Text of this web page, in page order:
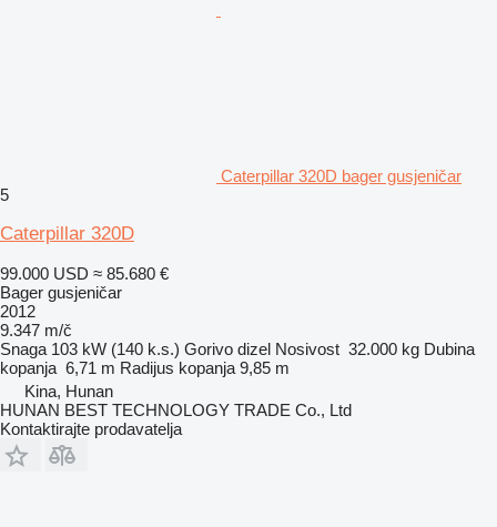
Caterpillar 320D bager gusjeničar
5
Caterpillar 320D
99.000 USD ≈ 85.680 €
Bager gusjeničar
2012
9.347 m/č
Snaga 103 kW (140 k.s.) Gorivo dizel Nosivost 32.000 kg Dubina
kopanja 6,71 m Radijus kopanja 9,85 m
Kina, Hunan
HUNAN BEST TECHNOLOGY TRADE Co., Ltd
Kontaktirajte prodavatelja